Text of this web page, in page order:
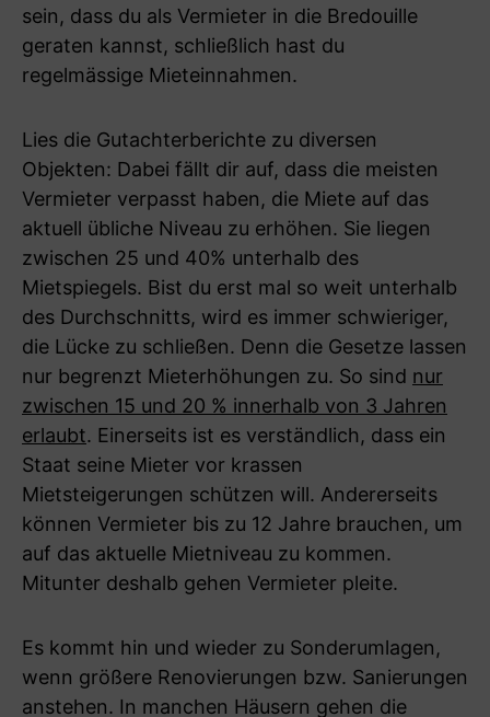
sein, dass du als Vermieter in die Bredouille
geraten kannst, schließlich hast du
regelmässige Mieteinnahmen.
Lies die Gutachterberichte zu diversen
Objekten: Dabei fällt dir auf, dass die meisten
Vermieter verpasst haben, die Miete auf das
aktuell übliche Niveau zu erhöhen. Sie liegen
zwischen 25 und 40% unterhalb des
Mietspiegels. Bist du erst mal so weit unterhalb
des Durchschnitts, wird es immer schwieriger,
die Lücke zu schließen. Denn die Gesetze lassen
nur begrenzt Mieterhöhungen zu. So sind nur
zwischen 15 und 20 % innerhalb von 3 Jahren
erlaubt. Einerseits ist es verständlich, dass ein
Staat seine Mieter vor krassen
Mietsteigerungen schützen will. Andererseits
können Vermieter bis zu 12 Jahre brauchen, um
auf das aktuelle Mietniveau zu kommen.
Mitunter deshalb gehen Vermieter pleite.
Es kommt hin und wieder zu Sonderumlagen,
wenn größere Renovierungen bzw. Sanierungen
anstehen. In manchen Häusern gehen die